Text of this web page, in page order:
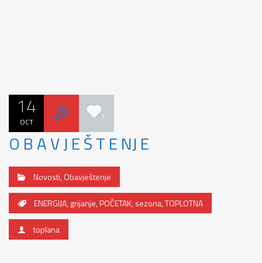
14
OCT 1
O B A V J E Š T E NJ E
Novosti,Obavještenje
ENERGIJA,grijanje,POČETAK,sezona,TOPLOTNA
toplana